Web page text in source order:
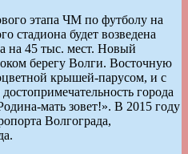
этапа ЧМ по футболу на
стадиона будет возведена
на 45 тыс. мест. Новый
берегу Волги. Восточную
крышей-парусом, и с
города
мать зовет!». В 2015 году
Волгограда,